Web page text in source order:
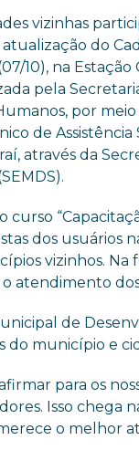
vizinhas
do
10), na Estação
pela
por meio
de Assistência
através da
curso
dos usuários
vizinhos. Na
atendimento
de
do município e
para os
Isso chega
o melhor